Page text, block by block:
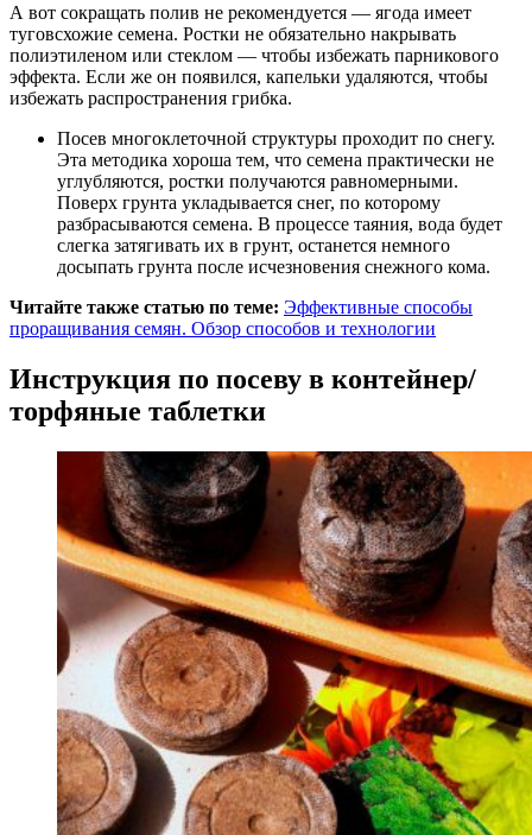
А вот сокращать полив не рекомендуется — ягода имеет
туговсхожие семена. Ростки не обязательно накрывать
полиэтиленом или стеклом — чтобы избежать парникового
эффекта. Если же он появился, капельки удаляются, чтобы
избежать распространения грибка.
Посев многоклеточной структуры проходит по снегу.
Эта методика хороша тем, что семена практически не
углубляются, ростки получаются равномерными.
Поверх грунта укладывается снег, по которому
разбрасываются семена. В процессе таяния, вода будет
слегка затягивать их в грунт, останется немного
досыпать грунта после исчезновения снежного кома.
Читайте также статью по теме: Эффективные способы
проращивания семян. Обзор способов и технологии
Инструкция по посеву в контейнер/
торфяные таблетки